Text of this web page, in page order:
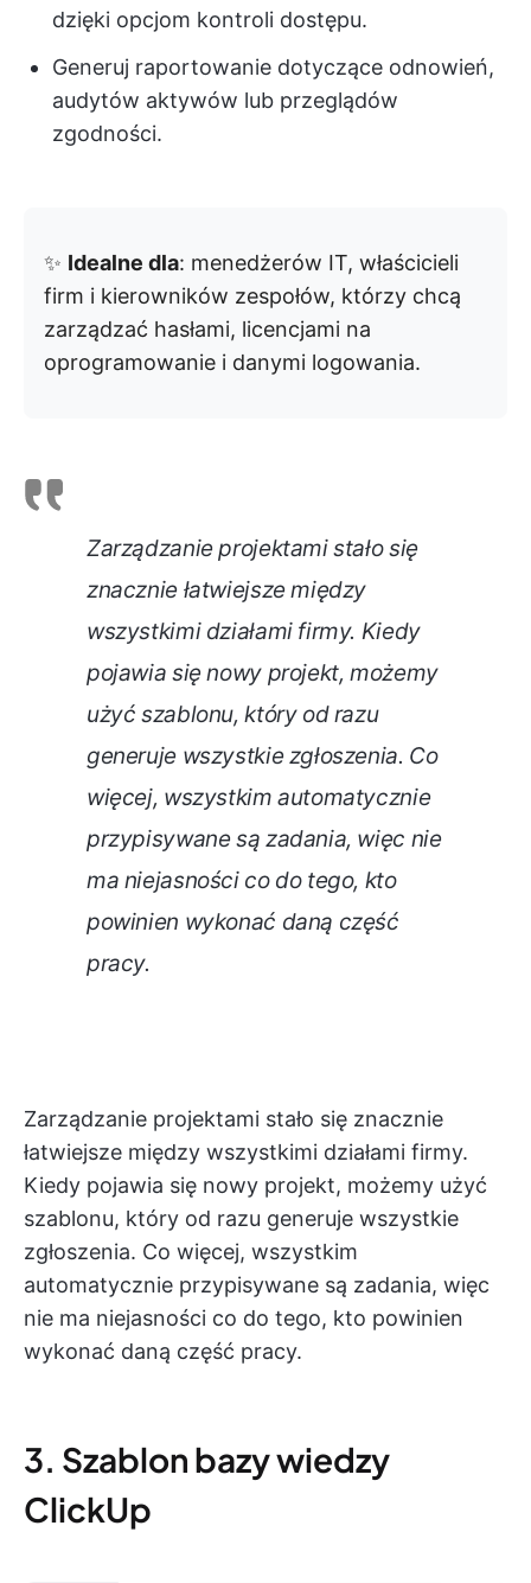
dzięki opcjom kontroli dostępu.
Generuj raportowanie dotyczące odnowień,
audytów aktywów lub przeglądów
zgodności.
✨ Idealne dla: menedżerów IT, właścicieli
firm i kierowników zespołów, którzy chcą
zarządzać hasłami, licencjami na
oprogramowanie i danymi logowania.
Zarządzanie projektami stało się
znacznie łatwiejsze między
wszystkimi działami firmy. Kiedy
pojawia się nowy projekt, możemy
użyć szablonu, który od razu
generuje wszystkie zgłoszenia. Co
więcej, wszystkim automatycznie
przypisywane są zadania, więc nie
ma niejasności co do tego, kto
powinien wykonać daną część
pracy.
Zarządzanie projektami stało się znacznie
łatwiejsze między wszystkimi działami firmy.
Kiedy pojawia się nowy projekt, możemy użyć
szablonu, który od razu generuje wszystkie
zgłoszenia. Co więcej, wszystkim
automatycznie przypisywane są zadania, więc
nie ma niejasności co do tego, kto powinien
wykonać daną część pracy.
3. Szablon bazy wiedzy
ClickUp